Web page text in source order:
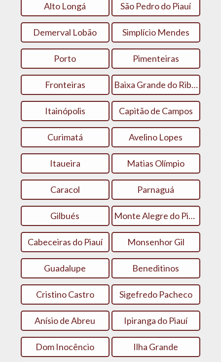
Alto Longá São Pedro do Piauí
Demerval Lobão Simplício Mendes
Porto Pimenteiras
Fronteiras Baixa Grande do Ribeiro
Itainópolis Capitão de Campos
Curimatá Avelino Lopes
Itaueira Matias Olímpio
Caracol Parnaguá
Gilbués Monte Alegre do Piauí
Cabeceiras do Piauí Monsenhor Gil
Guadalupe Beneditinos
Cristino Castro Sigefredo Pacheco
Anísio de Abreu Ipiranga do Piauí
Dom Inocêncio Ilha Grande